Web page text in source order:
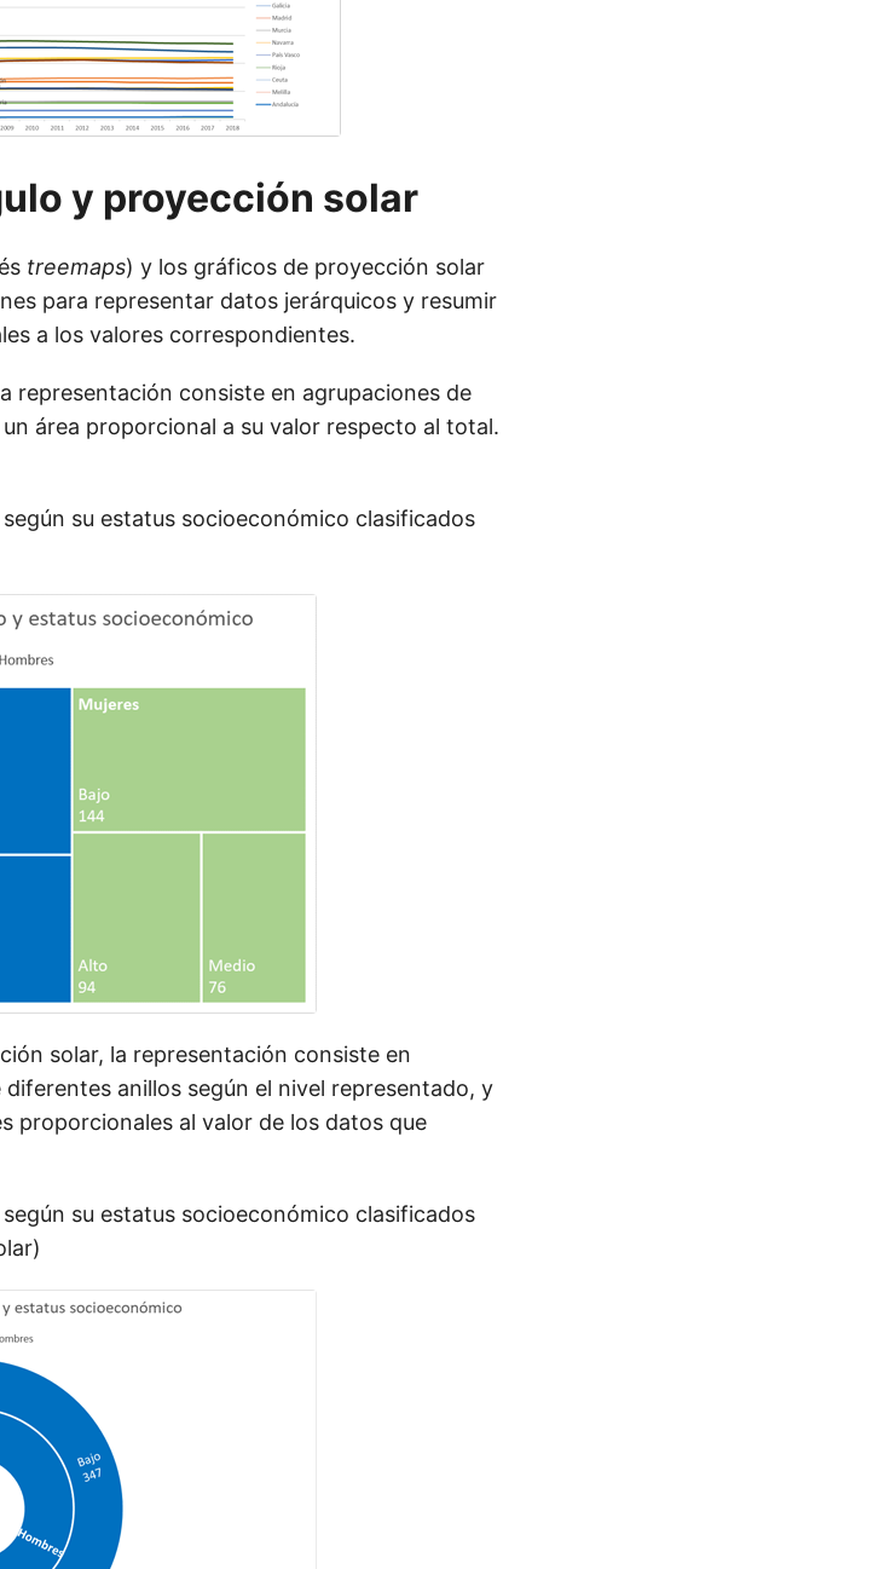
y proyección solar
treemaps) y los gráficos de proyección solar
para representar datos jerárquicos y resumir
a los valores correspondientes.
representación consiste en agrupaciones de
área proporcional a su valor respecto al total.
su estatus socioeconómico clasificados
solar, la representación consiste en
anillos según el nivel representado, y
proporcionales al valor de los datos que
su estatus socioeconómico clasificados